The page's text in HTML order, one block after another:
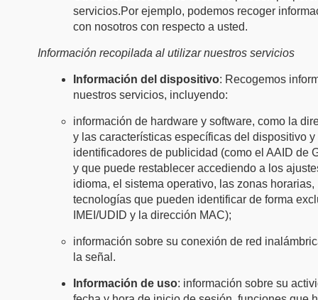
servicios.Por ejemplo, podemos recoger
con nosotros con respecto a usted.
Información recopilada al utilizar nuestros servicios
Información del dispositivo: Recogemos
nuestros servicios, incluyendo:
información de hardware y software, como la
y las características específicas del dispositivo
identificadores de publicidad (como el AAID de
y que puede restablecer accediendo a los
idioma, el sistema operativo, las zonas
tecnologías que pueden identificar de forma
IMEI/UDID y la dirección MAC);
información sobre su conexión de red
la señal.
Información de uso: información sobre su